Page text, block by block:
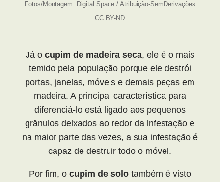
Fotos/Montagem: Digital Space / Atribuição-SemDerivações
CC BY-ND
​Já o cupim de madeira seca, ele é o mais
temido pela população porque ele destrói
portas, janelas, móveis e demais peças em
madeira. A principal característica para
diferenciá-lo está ligado aos pequenos
grânulos deixados ao redor da infestação e
na maior parte das vezes, a sua infestação é
capaz de destruir todo o móvel.
Por fim, o cupim de solotambém é visto